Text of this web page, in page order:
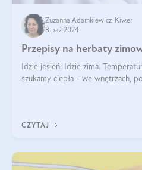
Zuzanna Adamkiewicz-Kiwer
8 paź 2024
Przepisy na herbaty
Idzie jesień. Idzie zima.
szukamy ciepła - we wnętrzach,
CZYTAJ